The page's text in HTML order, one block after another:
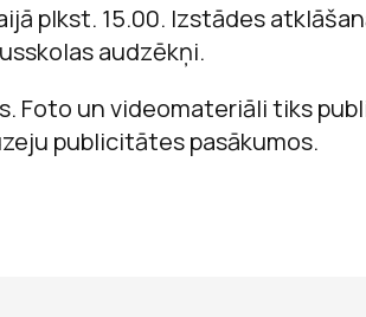
plkst. 15.00. Izstādes
audzēkņi.
Foto un videomateriāli tiks
publicitātes pasākumos.